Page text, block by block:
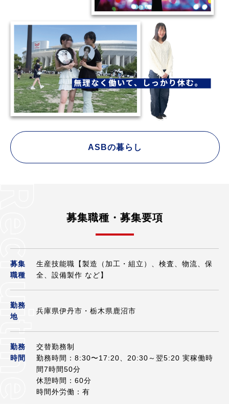
ASBの暮らし
募集職種・募集要項
募集
職種
⽣産技能職【製造（加工・組立）、検査、物流、保
全、設備製作 など】
勤務
地
兵庫県伊丹市・栃木県鹿沼市
勤務
時間
交替勤務制
勤務時間：8:30〜17:20、20:30～翌5:20 実稼働時
間7時間50分
休憩時間：60分
時間外労働：有